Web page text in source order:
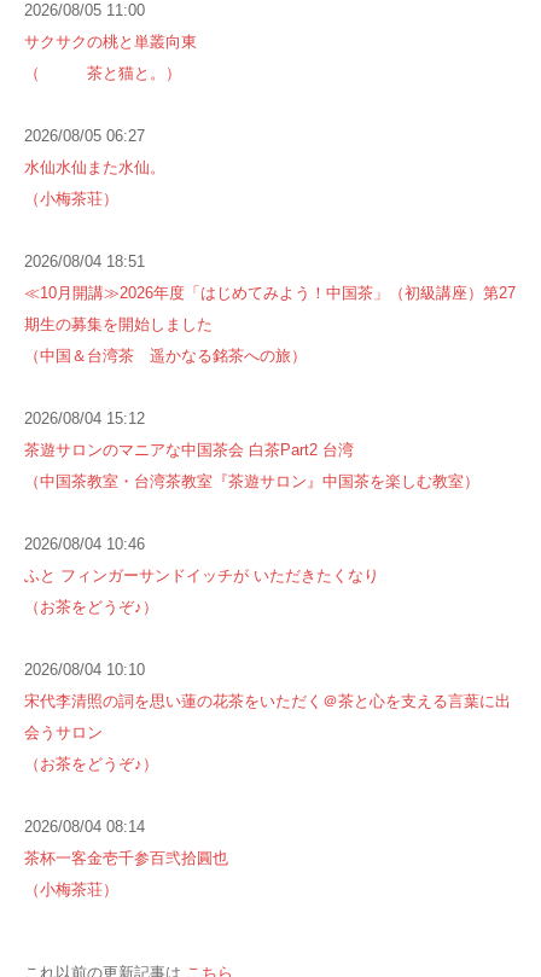
2026/08/05 11:00
サクサクの桃と単叢向東
（ 茶と猫と。）
2026/08/05 06:27
水仙水仙また水仙。
（小梅茶荘）
2026/08/04 18:51
≪10月開講≫2026年度「はじめてみよう！中国茶」（初級講座）第27
期生の募集を開始しました
（中国＆台湾茶 遥かなる銘茶への旅）
2026/08/04 15:12
茶遊サロンのマニアな中国茶会 白茶Part2 台湾
（中国茶教室・台湾茶教室『茶遊サロン』中国茶を楽しむ教室）
2026/08/04 10:46
ふと フィンガーサンドイッチが いただきたくなり
（お茶をどうぞ♪）
2026/08/04 10:10
宋代李清照の詞を思い蓮の花茶をいただく＠茶と心を支える言葉に出
会うサロン
（お茶をどうぞ♪）
2026/08/04 08:14
茶杯一客金壱千参百弐拾圓也
（小梅茶荘）
これ以前の更新記事は こちら